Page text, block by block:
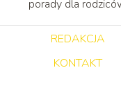
porady dla
REDAKCJA
KONTAKT